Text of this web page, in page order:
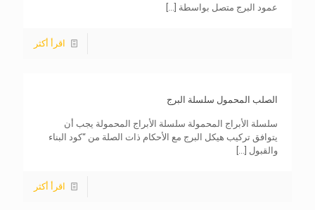
عمود البرج متصل بواسطة [...]
اقرأ أكثر
الصلب المحمول سلسلة البرج
سلسلة الأبراج المحمولة سلسلة الأبراج المحمولة يجب أن
يتوافق تركيب هيكل البرج مع الأحكام ذات الصلة من “كود البناء
والقبول [...]
اقرأ أكثر